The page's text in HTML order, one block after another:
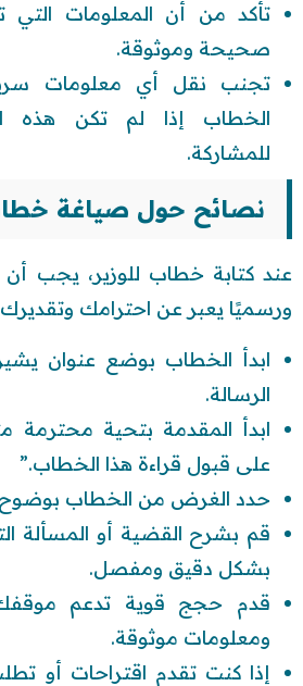
تأكد من أن المعلومات
صحيحة وموثوقة.
تجنب نقل أي معلومات
الخطاب إذا لم تكن هذه
للمشاركة.
نصائح حول صياغة
عند كتابة خطاب للوزير، يجب أن
ورسميًا يعبر عن احترامك وتقديرك
ابدأ الخطاب بوضع عنوان
الرسالة.
ابدأ المقدمة بتحية محترمة
على قبول قراءة هذا الخطاب.”
حدد الغرض من الخطاب بوضوح
قم بشرح القضية أو المسألة
بشكل دقيق ومفصل.
قدم حجج قوية تدعم موقفك
ومعلومات موثوقة.
إذا كنت تقدم اقتراحات أو